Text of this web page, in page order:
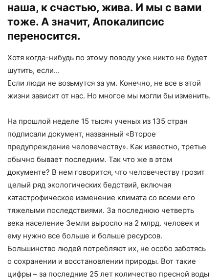
наша, к счастью, жива. И мы с вами
тоже. А значит, Апокалипсис
переносится.
Хотя когда-нибудь по этому поводу уже никто не будет
шутить, если…
Если люди не возьмутся за ум. Конечно, не все в этой
жизни зависит от нас. Но многое мы могли бы изменить.
На прошлой неделе 15 тысяч ученых из 135 стран
подписали документ, названный «Второе
предупреждение человечеству». Как известно, третье
обычно бывает последним. Так что же в этом
документе? В нем говорится, что человечеству грозит
целый ряд экологических бедствий, включая
катастрофическое изменение климата со всеми его
тяжелыми последствиями. За последнюю четверть
века население Земли выросло на 2 млрд. человек и
ему нужно все больше и больше ресурсов.
Большинство людей потребляют их, не особо заботясь
о сохранении и восстановлении природы. Вот такие
цифры – за последние 25 лет количество пресной воды